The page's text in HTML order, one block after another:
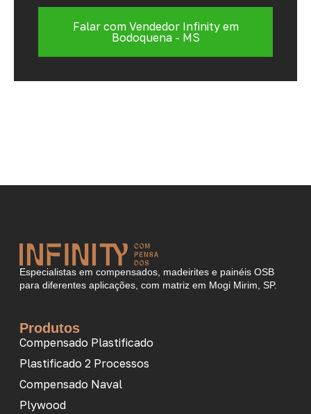
Falar com Vendedor Infinity em
Bodoquena - MS
Especialistas em compensados, madeirites e painéis OSB
para diferentes aplicações, com matriz em Mogi Mirim, SP.
Produtos
Compensado Plastificado
Plastificado 2 Processos
Compensado Naval
Plywood